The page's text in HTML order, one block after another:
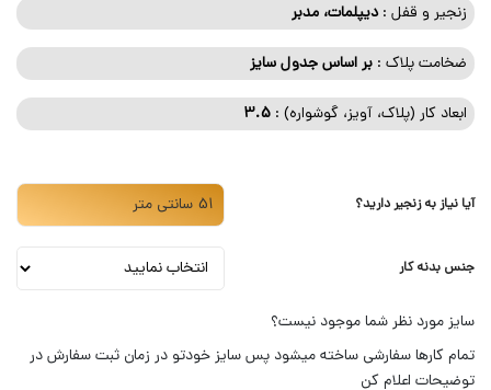
زنجیر و قفل :دیپلمات، مدبر
ضخامت پلاک : بر اساس جدول سایز
ابعاد کار (پلاک، آویز، گوشواره) : 3.5
آیا نیاز به زنجیر دارید؟
جنس بدنه کار
سایز مورد نظر شما موجود نیست؟
تمام کارها سفارشی ساخته میشود پس سایز خودتو در زمان ثبت سفارش در
توضیحات اعلام کن